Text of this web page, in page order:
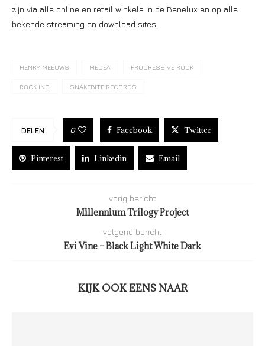
zijn via alle online en retail winkels in de Benelux en op alle
bekende streaming en download sites.
HENRY MEEUWS MEDEA PROGRESSIVE ROCK
ROCK INC SNAKEBITE RECORDS
DELEN 0 Facebook Twitter
Pinterest Linkedin Email
vorig bericht
Millennium Trilogy Project
volgend bericht
Evi Vine – Black Light White Dark
KIJK OOK EENS NAAR